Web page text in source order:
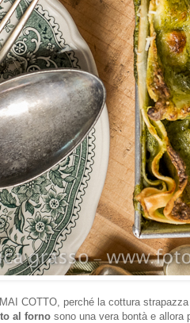
COTTO, perché la cottura
al forno sono una vera bontà e allora